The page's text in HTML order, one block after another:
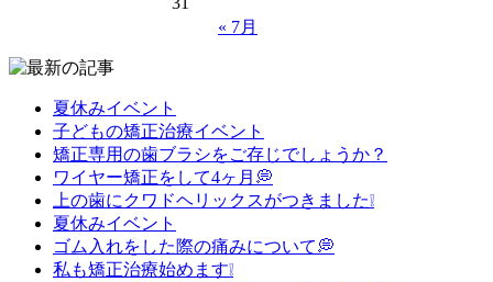
« 7月
夏休みイベント
子どもの矯正治療イベント
矯正専用の歯ブラシをご存じでしょうか？
ワイヤー矯正をして4ヶ月💭
上の歯にクワドヘリックスがつきました❕
夏休みイベント
ゴム入れをした際の痛みについて💭
私も矯正治療始めます❕